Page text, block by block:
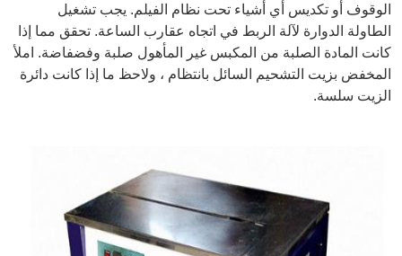
الوقوف أو تكديس أي أشياء تحت نظام الفيلم. يجب تشغيل
الطاولة الدوارة لآلة الربط في اتجاه عقارب الساعة. تحقق مما إذا
كانت المادة الصلبة من المكبس غير المأهول صلبة وفضفاضة. املأ
المخفض بزيت التشحيم السائل بانتظام ، ولاحظ ما إذا كانت دائرة
الزيت سلسة.